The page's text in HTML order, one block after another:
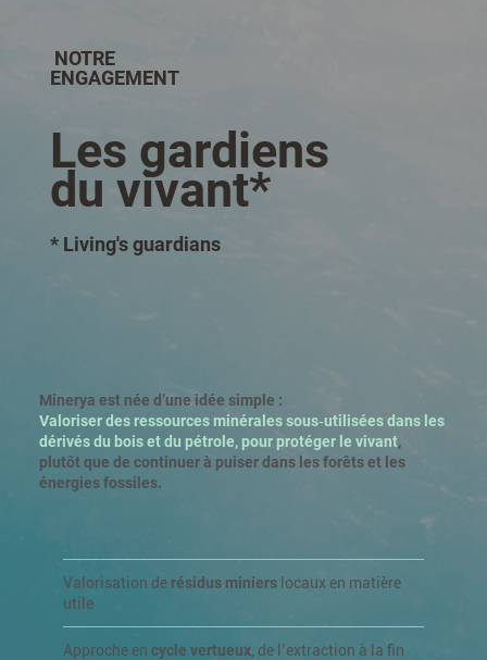
NOTRE
ENGAGEMENT
Les gardiens
du vivant*
* Living's guardians
Minerya est née d’une idée simple :
Valoriser des ressources minérales sous‑utilisées dans les
dérivés du bois et du pétrole, pour protéger le vivant,
plutôt que de continuer à puiser dans les forêts et les
énergies fossiles.
Valorisation de résidus miniers locaux en matière
utile
Approche encycle vertueux , de l’extraction à la fin